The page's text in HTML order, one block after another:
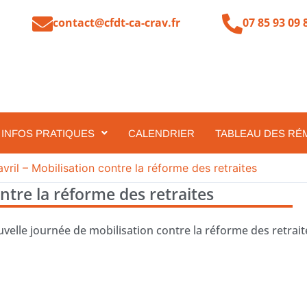
contact@cfdt-ca-crav.fr 07 85 93 09
INFOS PRATIQUES CALENDRIER TABLEAU DES
– Mobilisation contre la réforme des retraites
la réforme des retraites
journée de mobilisation contre la réforme des